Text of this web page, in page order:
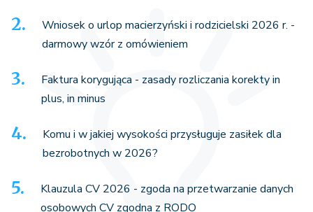
Wniosek o urlop macierzyński i rodzicielski 2026 r. -
darmowy wzór z omówieniem
Faktura korygująca - zasady rozliczania korekty in
plus, in minus
Komu i w jakiej wysokości przysługuje zasiłek dla
bezrobotnych w 2026?
Klauzula CV 2026 - zgoda na przetwarzanie danych
osobowych CV zgodna z RODO